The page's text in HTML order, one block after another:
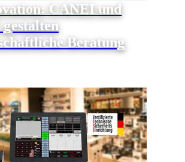
CANEI und
Beratung